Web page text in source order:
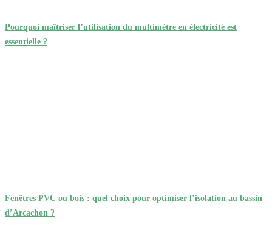
Pourquoi maîtriser l’utilisation du multimètre en électricité est
essentielle ?
Fenêtres PVC ou bois : quel choix pour optimiser l’isolation au bassin
d’Arcachon ?